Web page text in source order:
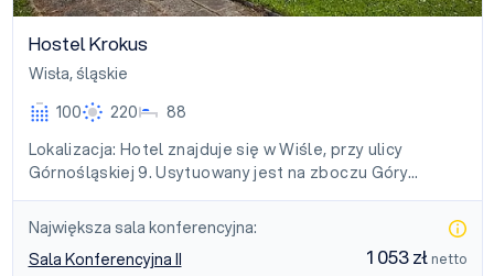
Hostel Krokus
Wisła, śląskie
100
220
88
Lokalizacja: Hotel znajduje się w Wiśle, przy ulicy
Górnośląskiej 9. Usytuowany jest na zboczu Góry…
Największa sala konferencyjna:
Sala Konferencyjna II
1 053 zł netto